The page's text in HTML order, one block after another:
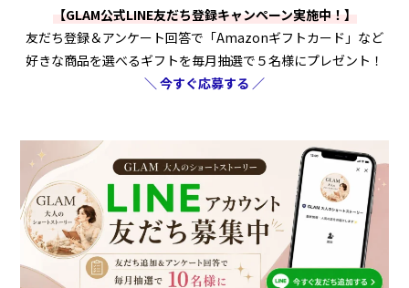
【GLAM公式LINE友だち登録キャンペーン実施中！】
友だち登録＆アンケート回答で「Amazonギフトカード」など
好きな商品を選べるギフトを毎月抽選で５名様にプレゼント！
＼ 今すぐ応募する ／